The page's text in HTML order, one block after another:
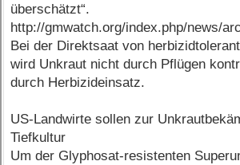
überschätzt“.
http://gmwatch.org/index.php/news/
Bei der Direktsaat von
wird Unkraut nicht durch Pflügen
durch Herbizideinsatz.
US-Landwirte sollen zur
Tiefkultur
Um der Glyphosat-resistenten